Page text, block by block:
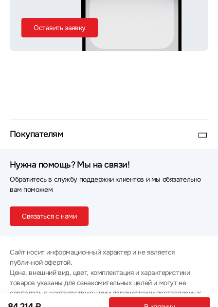
Оставить заявку
Покупателям
Нужна помощь? Мы на связи!
Обратитесь в службу поддержки клиентов и мы обязательно
вам поможем
Связаться с нами
Сайт носит информационный характер и не является
публичной офертой.
Цена, внешний вид, цвет, комплектация и характеристики
товаров указаны для ознакомительных целей и могут не
совпадать с соответствующими параметрами поставляемых
товаров - уточняйте информацию у менеджера при